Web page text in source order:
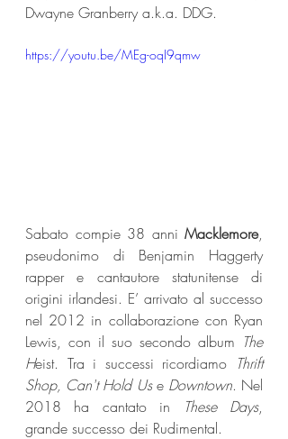
Dwayne Granberry a.k.a. DDG.
https://youtu.be/MEg-oqI9qmw
Sabato compie 38 anni Macklemore,
pseudonimo di Benjamin Haggerty
rapper e cantautore statunitense di
origini irlandesi. E’ arrivato al successo
nel 2012 in collaborazione con Ryan
Lewis, con il suo secondo album The
Heist. Tra i successi ricordiamo Thrift
Shop, Can't Hold Us e Downtown. Nel
2018 ha cantato in
These Days,
grande successo dei Rudimental.